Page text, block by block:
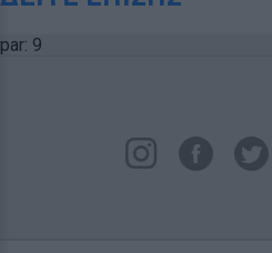
par: 9